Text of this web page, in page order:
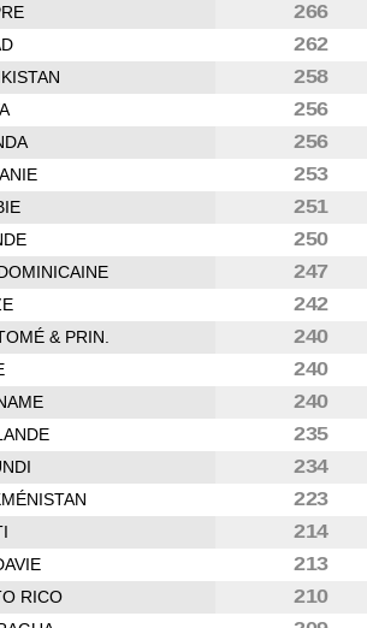
266
262
258
256
256
253
251
250
247
242
& PRIN.
240
240
240
235
234
223
214
213
RICO
210